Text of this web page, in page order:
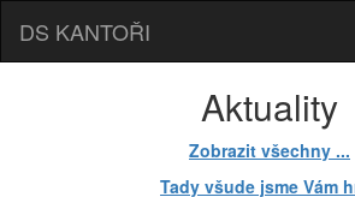
DS KANTOŘI
Aktuality
Zobrazit všechny ...
Tady všude jsme Vám